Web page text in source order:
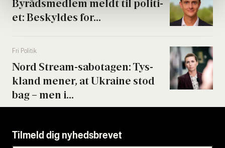
Byrå­ds­med­lem meldt til poli­ti­
et: Beskyl­des for...
Fri Poli­tik
Nord Stream-sabo­ta­gen: Tys­
kland mener, at Ukrai­ne stod
bag – men i...
Tilmeld dig nyhedsbrevet